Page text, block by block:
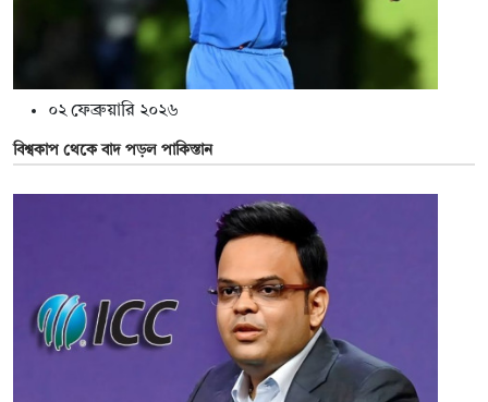
০২ ফেব্রুয়ারি ২০২৬
বিশ্বকাপ থেকে বাদ পড়ল পাকিস্তান